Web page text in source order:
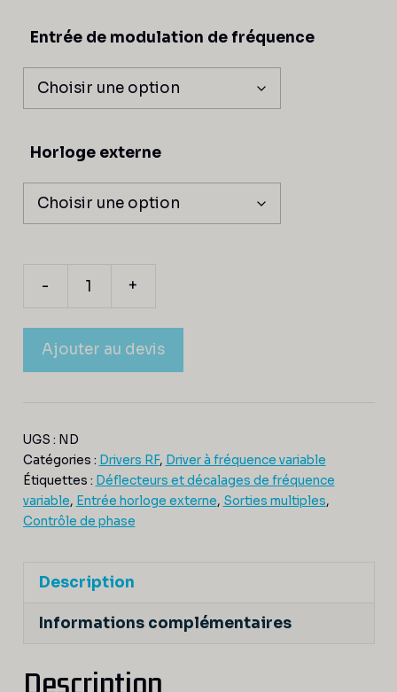
Entrée de modulation de fréquence
Horloge externe
- +
Ajouter au devis
UGS : ND
Catégories : Drivers RF, Driver à fréquence variable
Étiquettes : Déflecteurs et décalages de fréquence
variable, Entrée horloge externe, Sorties multiples,
Contrôle de phase
Description
Informations complémentaires